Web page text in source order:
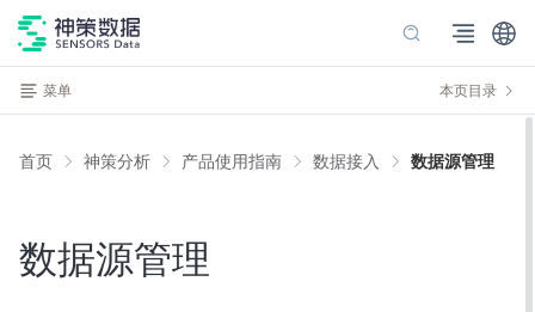
菜单 本页目录
首页 神策分析 产品使用指南 数据接入 数据源管理
数据源管理